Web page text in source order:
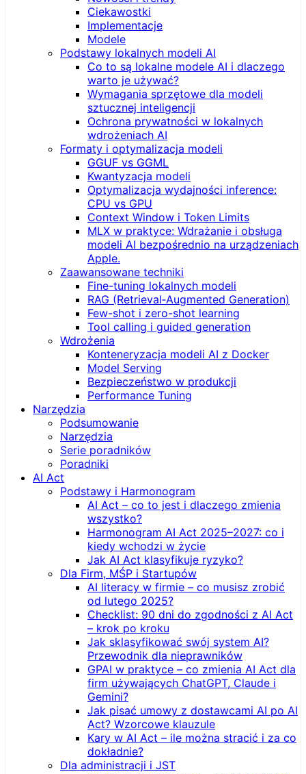
Ciekawostki
Implementacje
Modele
Podstawy lokalnych modeli AI
Co to są lokalne modele AI i dlaczego
warto je używać?
Wymagania sprzętowe dla modeli
sztucznej inteligencji
Ochrona prywatności w lokalnych
wdrożeniach AI
Formaty i optymalizacja modeli
GGUF vs GGML
Kwantyzacja modeli
Optymalizacja wydajności inference:
CPU vs GPU
Context Window i Token Limits
MLX w praktyce: Wdrażanie i obsługa
modeli AI bezpośrednio na urządzeniach
Apple.
Zaawansowane techniki
Fine-tuning lokalnych modeli
RAG (Retrieval‑Augmented Generation)
Few-shot i zero-shot learning
Tool calling i guided generation
Wdrożenia
Konteneryzacja modeli AI z Docker
Model Serving
Bezpieczeństwo w produkcji
Performance Tuning
Narzędzia
Podsumowanie
Narzędzia
Serie poradników
Poradniki
AI Act
Podstawy i Harmonogram
AI Act – co to jest i dlaczego zmienia
wszystko?
Harmonogram AI Act 2025–2027: co i
kiedy wchodzi w życie
Jak AI Act klasyfikuje ryzyko?
Dla Firm, MŚP i Startupów
AI literacy w firmie – co musisz zrobić
od lutego 2025?
Checklist: 90 dni do zgodności z AI Act
– krok po kroku
Jak sklasyfikować swój system AI?
Przewodnik dla nieprawników
GPAI w praktyce – co zmienia AI Act dla
firm używających ChatGPT, Claude i
Gemini?
Jak pisać umowy z dostawcami AI po AI
Act? Wzorcowe klauzule
Kary w AI Act – ile można stracić i za co
dokładnie?
Dla administracji i JST